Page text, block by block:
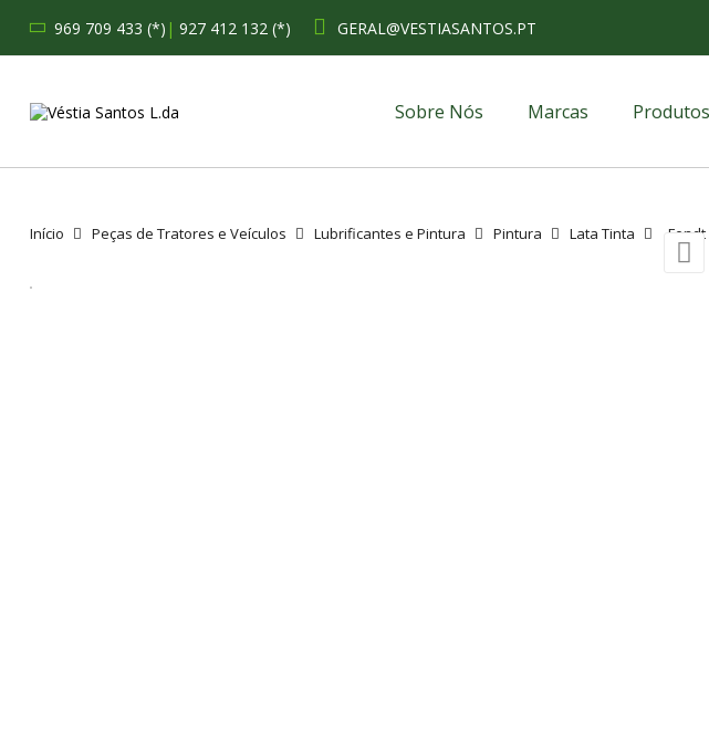
969 709 433 (*) | 927 412 132 (*) GERAL@VESTIASANTOS.PT
Sobre Nós Marcas Produtos
Início Peças de Tratores e Veículos Lubrificantes e Pintura Pintura Lata Tinta Fendt
